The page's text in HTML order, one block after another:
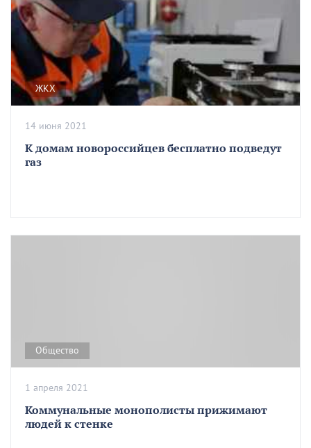
ЖКХ
К домам новороссийцев бесплатно подведут
газ
14 июня 2021
Общество
Коммунальные монополисты прижимают
людей к стенке
1 апреля 2021